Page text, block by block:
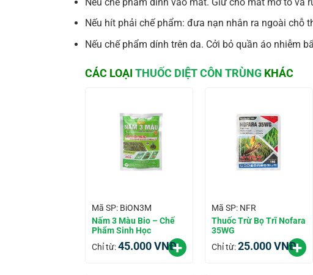
Nếu hít phải chế phẩm: đưa nạn nhân ra ngoài chỗ
Nếu chế phẩm dính trên da. Cởi bỏ quần áo nhiễm
CÁC LOẠI THUỐC DIỆT CÔN TRÙNGKHÁC
Mã SP: BiON3M
Nấm 3 Màu Bio – Chế
Phẩm Sinh Học
Chỉ từ:45.000VNĐ
Mã SP: NFR
Thuốc Trừ Bọ Trĩ Nofara
35WG
Chỉ từ:25.000VNĐ